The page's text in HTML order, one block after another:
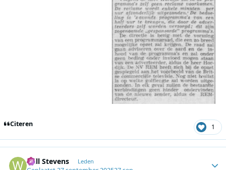
Citeren 1
Will Stevens Leden